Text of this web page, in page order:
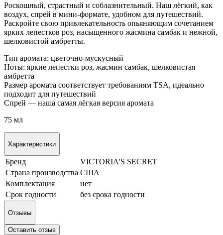
Роскошный, страстный и соблазнительный. Наш лёгкий, как
воздух, спрей в мини-формате, удобном для путешествий.
Раскройте свою привлекательность опьяняющим сочетанием
ярких лепестков роз, насыщенного жасмина самбак и нежной,
шелковистой амбретты.
Тип аромата: цветочно-мускусный
Ноты: яркие лепестки роз, жасмин самбак, шелковистая
амбретта
Размер аромата соответствует требованиям TSA, идеально
подходит для путешествий
Спрей — наша самая лёгкая версия аромата
75 мл
Характеристики
Бренд
VICTORIA'S SECRET
Страна производства США
Комплектация
нет
Срок годности
без срока годности
Отзывы
Оставить отзыв